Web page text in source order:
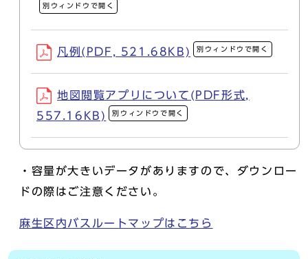
別ウィンドウで開く
凡例(PDF, 521.68KB) 別ウィンドウで開く
地図閲覧アプリについて(PDF形式,
557.16KB)
別ウィンドウで開く
・容量が大きいデータがありますので、ダウンロー
ドの際はご注意ください。
麻生区内バスルートマップはこちら